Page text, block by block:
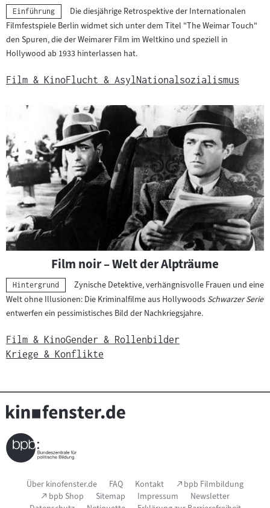
Kategorie:
Einführung
Die diesjährige Retrospektive der Internationalen
Filmfestspiele Berlin widmet sich unter dem Titel "The Weimar Touch"
den Spuren, die der Weimarer Film im Weltkino und speziell in
Hollywood ab 1933 hinterlassen hat.
Film & KinoFlucht & Asyl Nationalsozialismus
Film noir – Welt der Alpträume
Kategorie:
Hintergrund
Zynische Detektive, verhängnisvolle Frauen und eine
Welt ohne Illusionen: Die Kriminalfilme aus Hollywoods Schwarzer Serie
entwerfen ein pessimistisches Bild der Nachkriegsjahre.
Film & KinoGender & Rollenbilder
Kriege & Konflikte
Seitenfußnavigation
Über kinofenster.de FAQ Kontakt (Link
öffnet
im
bpb Filmbildung
(Link
öffnet
bpb Shop Sitemap Impressum
Newsletter